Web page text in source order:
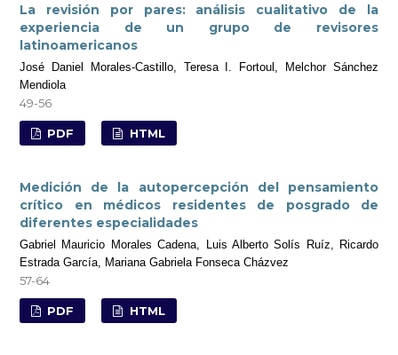
La revisión por pares: análisis cualitativo de la
experiencia de un grupo de revisores
latinoamericanos
José Daniel Morales-Castillo, Teresa I. Fortoul, Melchor Sánchez
Mendiola
49-56
PDF HTML
Medición de la autopercepción del pensamiento
crítico en médicos residentes de posgrado de
diferentes especialidades
Gabriel Mauricio Morales Cadena, Luis Alberto Solís Ruíz, Ricardo
Estrada García, Mariana Gabriela Fonseca Cházvez
57-64
PDF HTML